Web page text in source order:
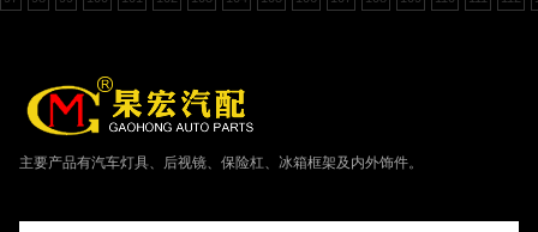
主要产品有汽车灯具、后视镜、保险杠、冰箱框架及内外饰件。